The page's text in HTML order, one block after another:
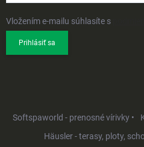
Vložením e-mailu súhlasíte s
Prihlásiť sa
Softspaworld - prenosné vírivky •
Häusler - terasy, ploty,